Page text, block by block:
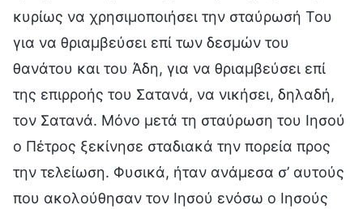
κυρίως να χρησιμοποιήσει την σταύρωσή Του
για να θριαμβεύσει επί των δεσμών του
θανάτου και του Άδη, για να θριαμβεύσει επί
της επιρροής του Σατανά, να νικήσει, δηλαδή,
τον Σατανά. Μόνο μετά τη σταύρωση του Ιησού
ο Πέτρος ξεκίνησε σταδιακά την πορεία προς
την τελείωση. Φυσικά, ήταν ανάμεσα σ’ αυτούς
που ακολούθησαν τον Ιησού ενόσω ο Ιησούς